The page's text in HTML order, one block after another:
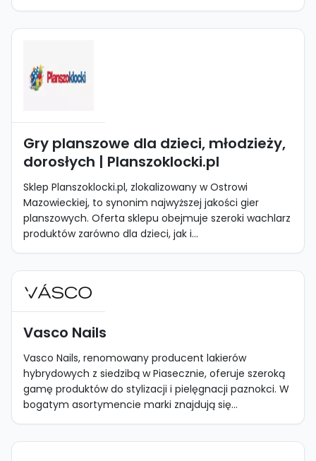
Gry planszowe dla dzieci, młodzieży,
dorosłych | Planszoklocki.pl
Sklep Planszoklocki.pl, zlokalizowany w Ostrowi
Mazowieckiej, to synonim najwyższej jakości gier
planszowych. Oferta sklepu obejmuje szeroki wachlarz
produktów zarówno dla dzieci, jak i...
Vasco Nails
Vasco Nails, renomowany producent lakierów
hybrydowych z siedzibą w Piasecznie, oferuje szeroką
gamę produktów do stylizacji i pielęgnacji paznokci. W
bogatym asortymencie marki znajdują się...